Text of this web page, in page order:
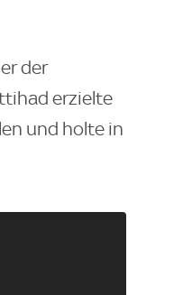
der
erzielte
und holte in